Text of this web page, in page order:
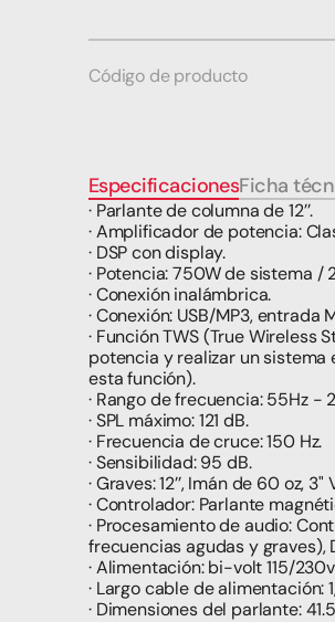
Código de producto
EspecificacionesFicha
· Parlante de columna de 12’’.
· Amplificador de potencia:
· DSP con display.
· Potencia: 750W de sistema /
· Conexión inalámbrica.
· Conexión: USB/MP3,
· Función TWS (True
potencia y realizar un
esta función).
· Rango de frecuencia: 55Hz -
· SPL máximo: 121 dB.
· Frecuencia de cruce: 150 Hz.
· Sensibilidad: 95 dB.
· Graves: 12’’, Imán de 60 oz,
· Controlador: Parlante
· Procesamiento de audio:
frecuencias agudas y graves),
· Alimentación: bi-volt 115/
· Largo cable de alimentación:
· Dimensiones del parlante: